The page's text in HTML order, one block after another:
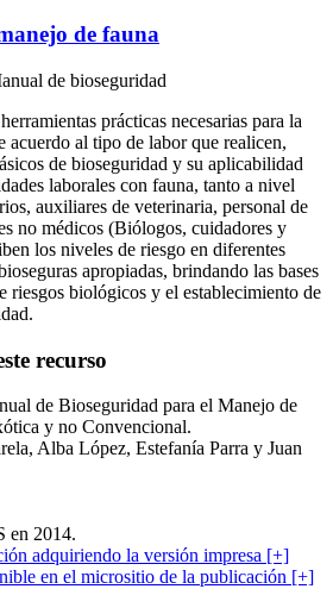
de fauna
prácticas necesarias para la
acuerdo al tipo de labor que realicen,
de bioseguridad y su aplicabilidad
laborales con fauna, tanto a nivel
auxiliares de veterinaria, personal de
no médicos (Biólogos, cuidadores y
los niveles de riesgo en diferentes
apropiadas, brindando las bases
riesgos biológicos y el establecimiento de
recurso
de Bioseguridad para el Manejo de
y no Convencional.
Alba López, Estefanía Parra y Juan
en 2014.
adquiriendo la versión impresa [+]
en el micrositio de la publicación [+]